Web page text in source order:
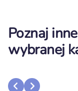
Poznaj
wybranej